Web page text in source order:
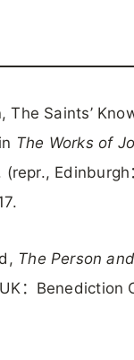
The Saints’
The Works of
(repr., Edinburgh
The Person
：Benediction